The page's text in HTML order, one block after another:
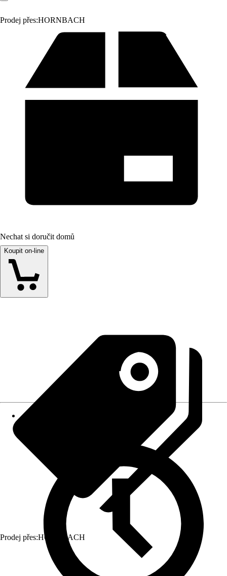
Prodej přes:HORNBACH
Nechat si doručit domů
Koupit on-line
Prodej přes:HORNBACH